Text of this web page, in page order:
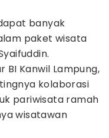
banyak
paket wisata
BI Kanwil Lampung,
kolaborasi
pariwisata ramah
wisatawan